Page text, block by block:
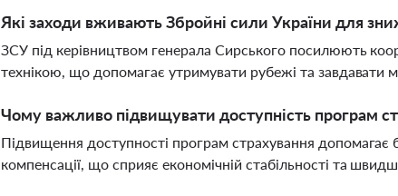
Які заходи вживають Збройні сили України для
ЗСУ під керівництвом генерала Сирського посилюють
технікою, що допомагає утримувати рубежі та завдавати
Чому важливо підвищувати доступність програм
Підвищення доступності програм страхування допомагає
компенсації, що сприяє економічній стабільності та